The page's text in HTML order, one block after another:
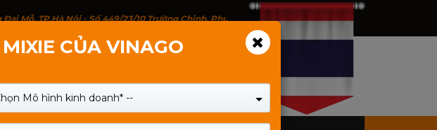
Mỗ, TP.Hà Nội - Số 449/23/10 Trường Chinh, Phường Tân Bình, TP.HCM - 146 Trịnh Đình Thảo,
CỦA VINAGO
Mô hình kinh doanh* --